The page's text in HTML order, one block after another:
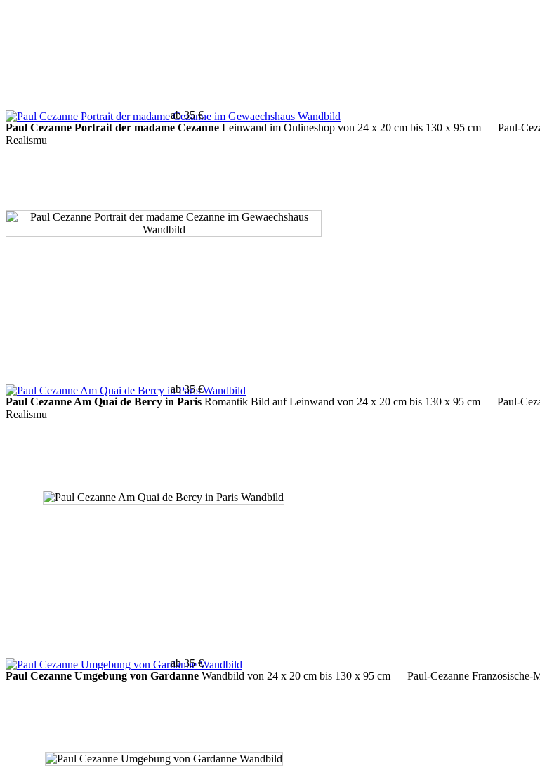
ab 35 €
Paul Cezanne Portrait der madame Cezanne Leinwand im Onlineshop von 24 x 20 cm bis 130 x 95 cm — Paul-
Realismu
ab 35 €
Paul Cezanne Am Quai de Bercy in Paris Romantik Bild auf Leinwand von 24 x 20 cm bis 130 x 95 cm — Paul-
Realismu
ab 35 €
Paul Cezanne Umgebung von Gardanne Wandbild von 24 x 20 cm bis 130 x 95 cm — Paul-Cezanne Französische-